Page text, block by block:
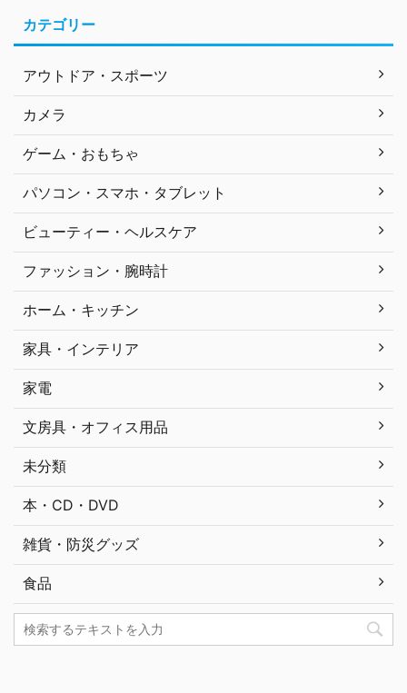
カテゴリー
アウトドア・スポーツ
カメラ
ゲーム・おもちゃ
パソコン・スマホ・タブレット
ビューティー・ヘルスケア
ファッション・腕時計
ホーム・キッチン
家具・インテリア
家電
文房具・オフィス用品
未分類
本・CD・DVD
雑貨・防災グッズ
食品